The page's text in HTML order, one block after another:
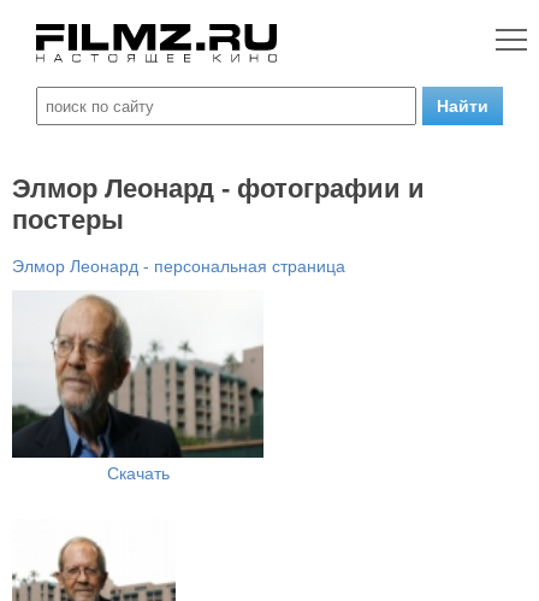
Элмор Леонард - фотографии и
постеры
Элмор Леонард - персональная страница
Скачать